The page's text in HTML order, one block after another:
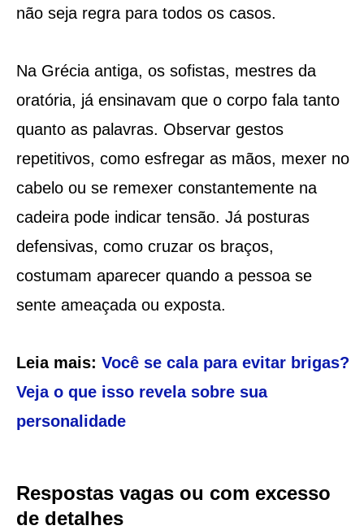
não seja regra para todos os casos.
Na Grécia antiga, os sofistas, mestres da
oratória, já ensinavam que o corpo fala tanto
quanto as palavras. Observar gestos
repetitivos, como esfregar as mãos, mexer no
cabelo ou se remexer constantemente na
cadeira pode indicar tensão. Já posturas
defensivas, como cruzar os braços,
costumam aparecer quando a pessoa se
sente ameaçada ou exposta.
Leia mais: Você se cala para evitar brigas?
Veja o que isso revela sobre sua
personalidade
Respostas vagas ou com excesso
de detalhes